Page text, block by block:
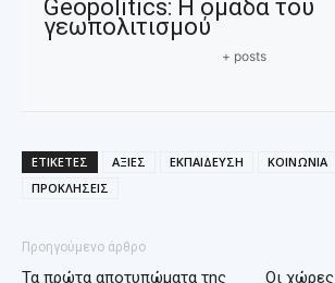
Geopolitics: Η ομάδα του
γεωπολιτισμού
+ posts
ΕΤΙΚΕΤΕΣ ΑΞΙΕΣ ΕΚΠΑΙΔΕΥΣΗ ΚΟΙΝΩΝΙΑ
ΠΡΟΚΛΗΣΕΙΣ
Προηγούμενο άρθρο
Τα πρώτα αποτυπώματα της
Οι